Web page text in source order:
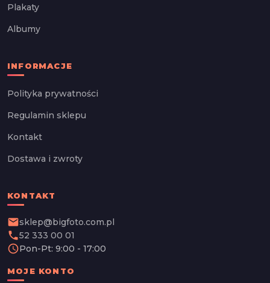
Plakaty
Albumy
INFORMACJE
Polityka prywatności
Regulamin sklepu
Kontakt
Dostawa i zwroty
KONTAKT
emailsklep@bigfoto.com.pl
phone52 333 00 01
schedulePon-Pt: 9:00 - 17:00
MOJE KONTO